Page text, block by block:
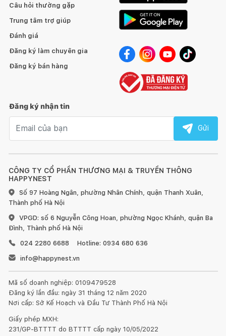
CÔNG TY CỔ PHẦN THƯƠNG MẠI & TRUYỀN THÔNG
HAPPYNEST
Số 97 Hoàng Ngân, phường Nhân Chính, quận Thanh Xuân,
Thành phố Hà Nội
VPGD: số 6 Nguyễn Công Hoan, phường Ngọc Khánh, quận Ba
Đình, Thành phố Hà Nội
024 2280 6688
Hotline: 0934 680 636
info@happynest.vn
Mã số doanh nghiệp: 0109479528
Đăng ký lần đầu: ngày 31 tháng 12 năm 2020
Nơi cấp: Sở Kế Hoạch và Đầu Tư Thành Phố Hà Nội
Giấy phép MXH:
231/GP-BTTTT do BTTTT cấp ngày 10/05/2022
Câu hỏi thường gặp
Trung tâm trợ giúp
Đánh giá
Đăng ký làm chuyên gia
Đăng ký bán hàng
Đăng ký nhận tin
Gửi